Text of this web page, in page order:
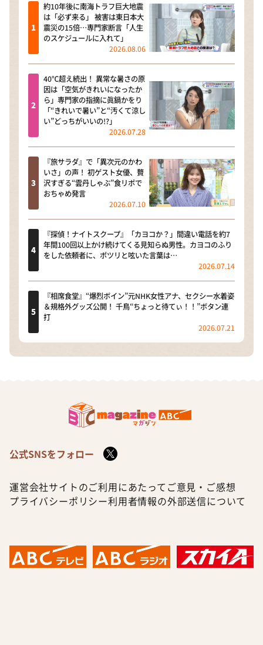
約10年後に南海トラフ巨大地震
は「必ず来る」 被害は東日本大
震災の15倍…専門家断言「人生
のスケジュールに入れて」
2026.08.06
40℃超え続出！ 異常な暑さの原
因は「空気がきれいになったか
ら」専門家の指摘に眞鍋かをり
「“きれいで暑い”と“汚くて涼し
い”どっちがいいの!?」
2026.07.28
『旅サラダ』で「異次元のかわ
いさ」の声！ 初ゲスト女優、贅
沢すぎる“雲丹しゃぶ”食リポで
おちゃめ発言
2026.07.10
『探偵！ナイトスクープ』「カヨコか？」間違い電話を約7
年間100回以上かけ続けてくる見知らぬ男性。カヨコのふり
をした依頼者に、ポツリと呟いた言葉は…
2026.07.14
『相席食堂』“爆烈ボイン”元NHK女性アナ、セクシー水着姿
＆規格外グッズ公開！ 千鳥“ちょっと待てぃ！！”ボタン連
打
2026.07.21
公式SNSをフォロー
運営会社サイトのご利用にあたって ご意見・ご感想
プライバシーポリシー利用者情報の外部送信について